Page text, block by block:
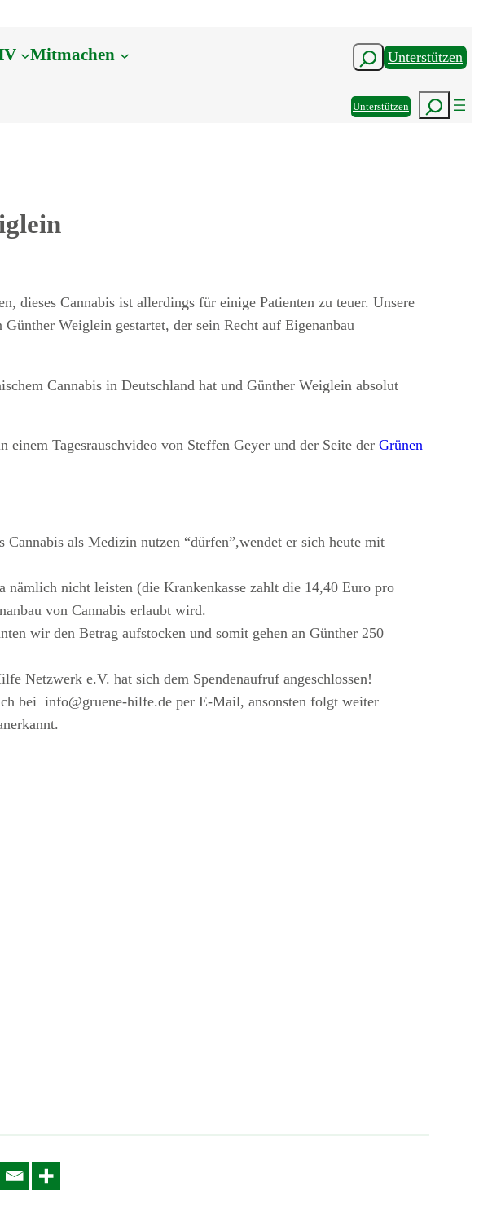
Mitmachen SuchenUnterstützen
UnterstützenSuchen
dieses Cannabis ist allerdings für einige Patienten zu teuer. Unsere
Weiglein gestartet, der sein Recht auf Eigenanbau
Cannabis in Deutschland hat und Günther Weiglein absolut
einem Tagesrauschvideo von Steffen Geyer und der Seite derGrünen
als Medizin nutzen “dürfen”,wendet er sich heute mit
nämlich nicht leisten (die Krankenkasse zahlt die 14,40 Euro pro
von Cannabis erlaubt wird.
wir den Betrag aufstocken und somit gehen an Günther 250
Netzwerk e.V. hat sich dem Spendenaufruf angeschlossen!
beiinfo@gruene-hilfe.de per E-Mail, ansonsten folgt weiter